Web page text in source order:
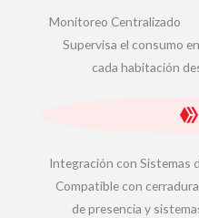
Monitoreo Centralizado
Supervisa el consumo
cada habitación
Integración con Sistemas
Compatible con
de presencia y